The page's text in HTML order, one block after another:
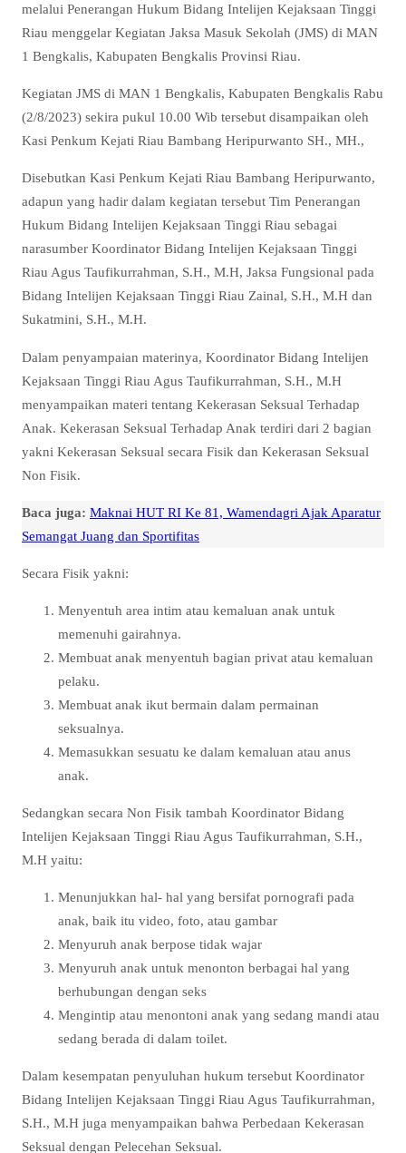
melalui Penerangan Hukum Bidang Intelijen Kejaksaan Tinggi
Riau menggelar Kegiatan Jaksa Masuk Sekolah (JMS) di MAN
1 Bengkalis, Kabupaten Bengkalis Provinsi Riau.
Kegiatan JMS di MAN 1 Bengkalis, Kabupaten Bengkalis Rabu
(2/8/2023) sekira pukul 10.00 Wib tersebut disampaikan oleh
Kasi Penkum Kejati Riau Bambang Heripurwanto SH., MH.,
Disebutkan Kasi Penkum Kejati Riau Bambang Heripurwanto,
adapun yang hadir dalam kegiatan tersebut Tim Penerangan
Hukum Bidang Intelijen Kejaksaan Tinggi Riau sebagai
narasumber Koordinator Bidang Intelijen Kejaksaan Tinggi
Riau Agus Taufikurrahman, S.H., M.H, Jaksa Fungsional pada
Bidang Intelijen Kejaksaan Tinggi Riau Zainal, S.H., M.H dan
Sukatmini, S.H., M.H.
Dalam penyampaian materinya, Koordinator Bidang Intelijen
Kejaksaan Tinggi Riau Agus Taufikurrahman, S.H., M.H
menyampaikan materi tentang Kekerasan Seksual Terhadap
Anak. Kekerasan Seksual Terhadap Anak terdiri dari 2 bagian
yakni Kekerasan Seksual secara Fisik dan Kekerasan Seksual
Non Fisik.
Baca juga: Maknai HUT RI Ke 81, Wamendagri Ajak Aparatur
Semangat Juang dan Sportifitas
Secara Fisik yakni:
Menyentuh area intim atau kemaluan anak untuk
memenuhi gairahnya.
Membuat anak menyentuh bagian privat atau kemaluan
pelaku.
Membuat anak ikut bermain dalam permainan
seksualnya.
Memasukkan sesuatu ke dalam kemaluan atau anus
anak.
Sedangkan secara Non Fisik tambah Koordinator Bidang
Intelijen Kejaksaan Tinggi Riau Agus Taufikurrahman, S.H.,
M.H yaitu:
Menunjukkan hal- hal yang bersifat pornografi pada
anak, baik itu video, foto, atau gambar
Menyuruh anak berpose tidak wajar
Menyuruh anak untuk menonton berbagai hal yang
berhubungan dengan seks
Mengintip atau menontoni anak yang sedang mandi atau
sedang berada di dalam toilet.
Dalam kesempatan penyuluhan hukum tersebut Koordinator
Bidang Intelijen Kejaksaan Tinggi Riau Agus Taufikurrahman,
S.H., M.H juga menyampaikan bahwa Perbedaan Kekerasan
Seksual dengan Pelecehan Seksual.